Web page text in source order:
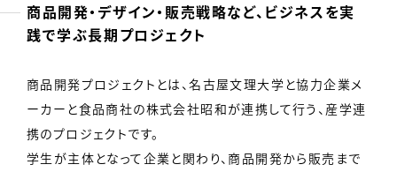
商品開発・デザイン・販売戦略など、ビジネスを実
践で学ぶ長期プロジェクト
商品開発プロジェクトとは、名古屋文理大学と協力企業メ
ーカーと食品商社の株式会社昭和が連携して行う、産学連
携のプロジェクトです。
学生が主体となって企業と関わり、商品開発から販売まで